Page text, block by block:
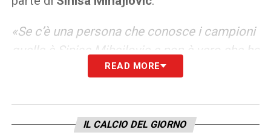
«Se c’è una persona che conosce i campioni
quella è Sinisa Mihajlovic e non è vero che ha
bocciato Diego Costa. Stamattina una
si è reso conto di cosa stava facendo
trapelare. Ha colpito Mihajlovic e ha colpito
READ MORE
IL CALCIO DEL GIORNO